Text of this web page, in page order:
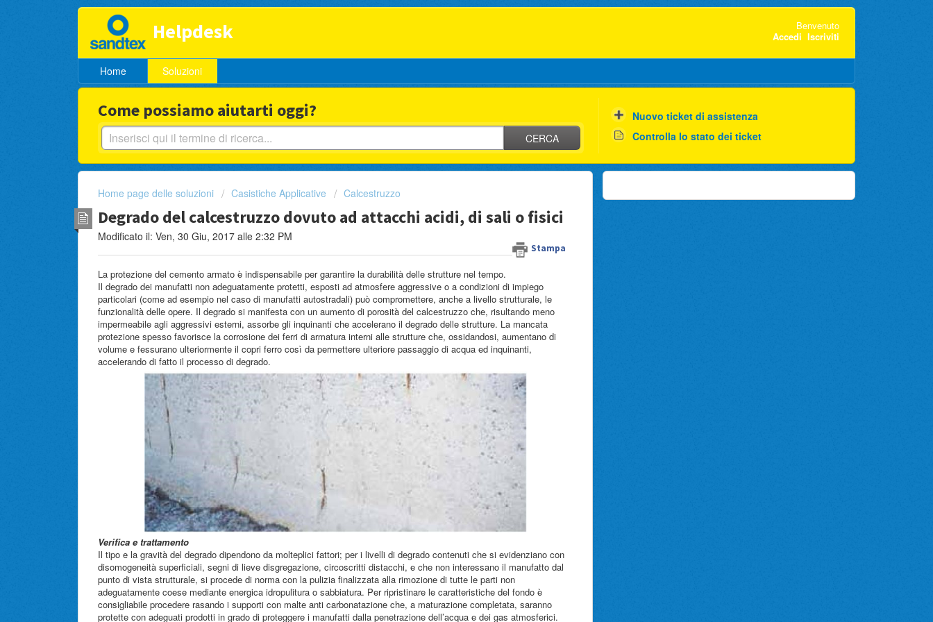
Helpdesk
Benvenuto
Accedi Iscriviti
Home Soluzioni
Come possiamo aiutarti oggi?
CERCA
Nuovo ticket di assistenza
Controlla lo stato dei ticket
Home page delle soluzioni Casistiche Applicative Calcestruzzo
Degrado del calcestruzzo dovuto ad attacchi acidi, di sali o fisici
Stampa
Modificato il: Ven, 30 Giu, 2017 alle 2:32 PM
La protezione del cemento armato è indispensabile per garantire la durabilità delle strutture nel tempo.
Il degrado dei manufatti non adeguatamente protetti, esposti ad atmosfere aggressive o a condizioni di impiego
particolari (come ad esempio nel caso di manufatti autostradali) può compromettere, anche a livello strutturale, le
funzionalità delle opere. Il degrado si manifesta con un aumento di porosità del calcestruzzo che, risultando meno
impermeabile agli aggressivi esterni, assorbe gli inquinanti che accelerano il degrado delle strutture. La mancata
protezione spesso favorisce la corrosione dei ferri di armatura interni alle strutture che, ossidandosi, aumentano di
volume e fessurano ulteriormente il copri ferro così da permettere ulteriore passaggio di acqua ed inquinanti,
accelerando di fatto il processo di degrado.
Verifica e trattamento
Il tipo e la gravità del degrado dipendono da molteplici fattori; per i livelli di degrado contenuti che si evidenziano con
disomogeneità superficiali, segni di lieve disgregazione, circoscritti distacchi, e che non interessano il manufatto dal
punto di vista strutturale, si procede di norma con la pulizia finalizzata alla rimozione di tutte le parti non
adeguatamente coese mediante energica idropulitura o sabbiatura. Per ripristinare le caratteristiche del fondo è
consigliabile procedere rasando i supporti con malte anti carbonatazione che, a maturazione completata, saranno
protette con adeguati prodotti in grado di proteggere i manufatti dalla penetrazione dell’acqua e dei gas atmosferici.